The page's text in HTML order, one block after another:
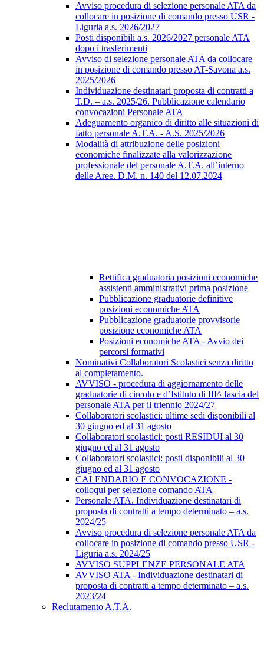
Avviso procedura di selezione personale ATA da
collocare in posizione di comando presso USR -
Liguria a.s. 2026/2027
Posti disponibili a.s. 2026/2027 personale ATA
dopo i trasferimenti
Avviso di selezione personale ATA da collocare
in posizione di comando presso AT-Savona a.s.
2025/2026
Individuazione destinatari proposta di contratti a
T.D. – a.s. 2025/26. Pubblicazione calendario
convocazioni Personale ATA
Adeguamento organico di diritto alle situazioni di
fatto personale A.T.A. - A.S. 2025/2026
Modalità di attribuzione delle posizioni
economiche finalizzate alla valorizzazione
professionale del personale A.T.A. all’interno
delle Aree. D.M. n. 140 del 12.07.2024
Rettifica graduatoria posizioni economiche
assistenti amministrativi prima posizione
Pubblicazione graduatorie definitive
posizioni economiche ATA
Pubblicazione graduatorie provvisorie
posizione economiche ATA
Posizioni economiche ATA - Avvio dei
percorsi formativi
Nominativi Collaboratori Scolastici senza diritto
al completamento.
AVVISO - procedura di aggiornamento delle
graduatorie di circolo e d’Istituto di III^ fascia del
personale ATA per il triennio 2024/27
Collaboratori scolastici: ultime sedi disponibili al
30 giugno ed al 31 agosto
Collaboratori scolastici: posti RESIDUI al 30
giugno ed al 31 agosto
Collaboratori scolastici: posti disponibili al 30
giugno ed al 31 agosto
CALENDARIO E CONVOCAZIONE -
colloqui per selezione comando ATA
Personale ATA. Individuazione destinatari di
proposta di contratti a tempo determinato – a.s.
2024/25
Avviso procedura di selezione personale ATA da
collocare in posizione di comando presso USR -
Liguria a.s. 2024/25
AVVISO SUPPLENZE PERSONALE ATA
AVVISO ATA - Individuazione destinatari di
proposta di contratti a tempo determinato – a.s.
2023/24
Reclutamento A.T.A.